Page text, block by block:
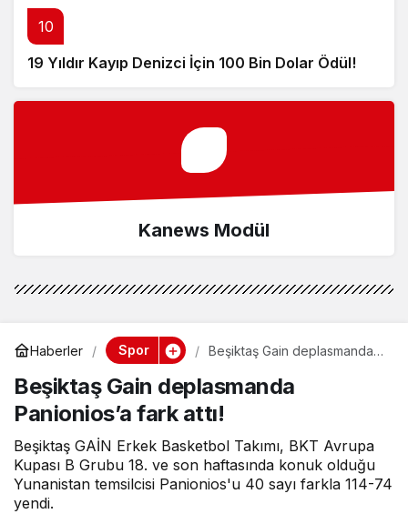
10
19 Yıldır Kayıp Denizci İçin 100 Bin Dolar Ödül!
Kanews Modül
Haberler Spor
Beşiktaş Gain deplasmanda
Beşiktaş Gain deplasmanda
Panionios’a fark attı!
Beşiktaş GAİN Erkek Basketbol Takımı, BKT Avrupa
Kupası B Grubu 18. ve son haftasında konuk olduğu
Yunanistan temsilcisi Panionios'u 40 sayı farkla 114-74
yendi.